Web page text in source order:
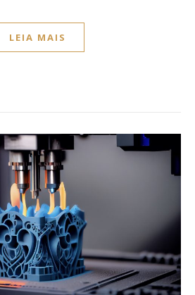
LEIA MAIS